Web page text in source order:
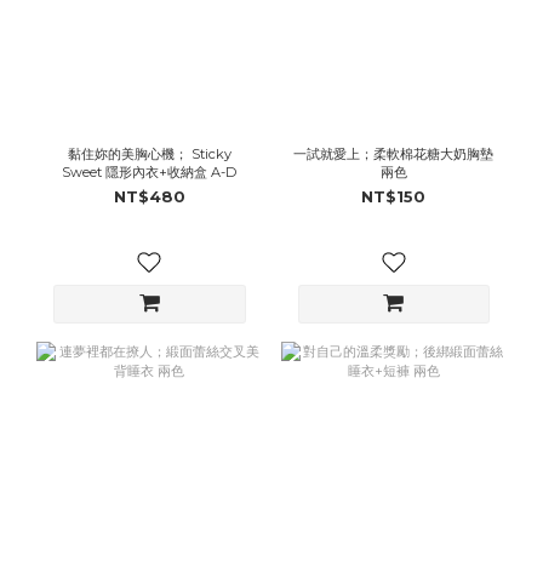
黏住妳的美胸心機； Sticky
Sweet 隱形內衣+收納盒 A-D
NT$480
一試就愛上；柔軟棉花糖大奶胸墊
兩色
NT$150